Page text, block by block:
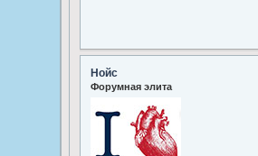
Нойс
Форумная элита